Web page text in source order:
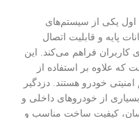
اول یکی از سیستم‌های
پایه و قابلیت اتصال
کاربران فراهم می‌کند. این
علاوه بر استفاده از
خودرو هستند. دزدگیر
از خودروهای داخلی و
کیفیت ساخت مناسب و